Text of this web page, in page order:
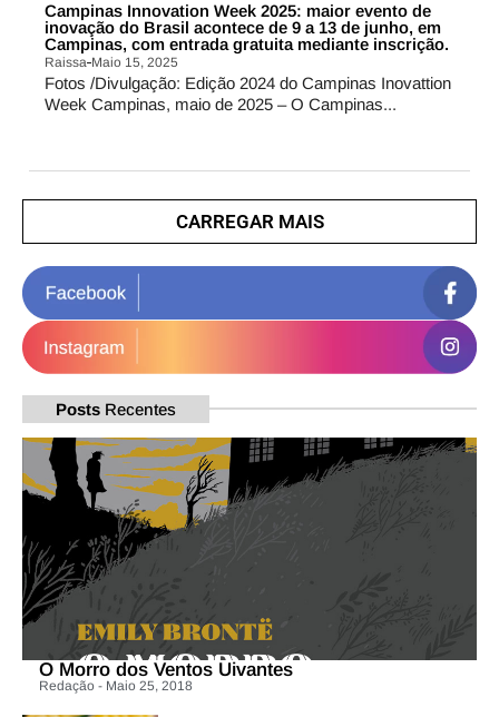
Campinas Innovation Week 2025: maior evento de
inovação do Brasil acontece de 9 a 13 de junho, em
Campinas, com entrada gratuita mediante inscrição.
Raissa Maio 15, 2025
Fotos /Divulgação: Edição 2024 do Campinas Inovattion
Week Campinas, maio de 2025 – O Campinas...
CARREGAR MAIS
Posts Recentes
O Morro dos Ventos Uivantes
Redação - Maio 25, 2018